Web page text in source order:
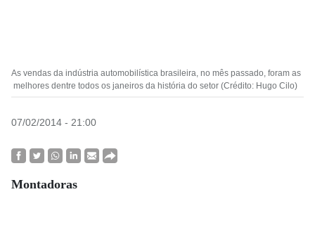
As vendas da indústria automobilística brasileira, no mês passado, foram as
melhores dentre todos os janeiros da história do setor (Crédito: Hugo Cilo)
07/02/2014 - 21:00
Montadoras